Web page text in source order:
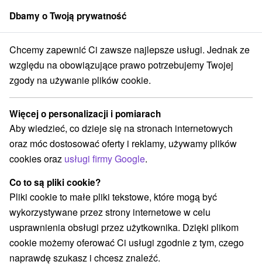
członek grupySorger
Trenčiansky kraj Myjava Gazdovský dvor v Turej Lúke
Gazdovský dvor v Turej Lúke
Wyświetl stronę internetową Przejdź do
+421 907 202 126
gazdovskydvortl@gmail.com
Facebook
Opinii Google
Turá Lúka 119
907 03 Myjava
GPS:
N +48° 44' 35.6''
E +17° 32' 22.35''
Dbamy o Twoją prywatność
Chcemy zapewnić Ci zawsze najlepsze usługi. Jednak ze
względu na obowiązujące prawo potrzebujemy Twojej
zgody na używanie plików cookie.
Więcej o personalizacji i pomiarach
Aby wiedzieć, co dzieje się na stronach internetowych
oraz móc dostosować oferty i reklamy, używamy plików
cookies oraz usługi firmy Google.
Co to są pliki cookie?
Pliki cookie to małe pliki tekstowe, które mogą być
wykorzystywane przez strony internetowe w celu
usprawnienia obsługi przez użytkownika. Dzięki plikom
cookie możemy oferować Ci usługi zgodnie z tym, czego
naprawdę szukasz i chcesz znaleźć.